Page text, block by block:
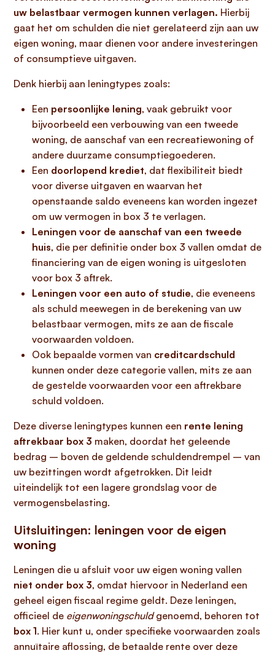
uw belastbaar vermogen kunnen verlagen. Hierbij
gaat het om schulden die niet gerelateerd zijn aan uw
eigen woning, maar dienen voor andere investeringen
of consumptieve uitgaven.
Denk hierbij aan leningtypes zoals:
Een persoonlijke lening, vaak gebruikt voor
bijvoorbeeld een verbouwing van een tweede
woning, de aanschaf van een recreatiewoning of
andere duurzame consumptiegoederen.
Een doorlopend krediet, dat flexibiliteit biedt
voor diverse uitgaven en waarvan het
openstaande saldo eveneens kan worden ingezet
om uw vermogen in box 3 te verlagen.
Leningen voor de aanschaf van een tweede
huis, die per definitie onder box 3 vallen omdat de
financiering van de eigen woning is uitgesloten
voor box 3 aftrek.
Leningen voor een auto of studie, die eveneens
als schuld meewegen in de berekening van uw
belastbaar vermogen, mits ze aan de fiscale
voorwaarden voldoen.
Ook bepaalde vormen van creditcardschuld
kunnen onder deze categorie vallen, mits ze aan
de gestelde voorwaarden voor een aftrekbare
schuld voldoen.
Deze diverse leningtypes kunnen een rente lening
aftrekbaar box 3 maken, doordat het geleende
bedrag – boven de geldende schuldendrempel – van
uw bezittingen wordt afgetrokken. Dit leidt
uiteindelijk tot een lagere grondslag voor de
vermogensbelasting.
Uitsluitingen: leningen voor de eigen
woning
Leningen die u afsluit voor uw eigen woning vallen
niet onder box 3, omdat hiervoor in Nederland een
geheel eigen fiscaal regime geldt. Deze leningen,
officieel de eigenwoningschuldgenoemd, behoren tot
box 1. Hier kunt u, onder specifieke voorwaarden zoals
annuïtaire aflossing, de betaalde rente over deze